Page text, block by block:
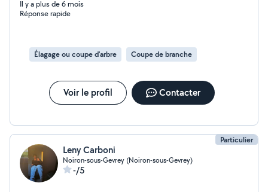
Il y a plus de 6 mois
Réponse rapide
Élagage ou coupe d'arbre Coupe de branche
Voir le profil Contacter
Particulier
Leny Carboni
Noiron-sous-Gevrey (Noiron-sous-Gevrey)
-/5